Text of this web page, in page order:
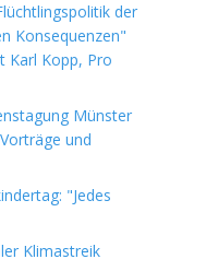
der
Konsequenzen"
Karl Kopp, Pro
Münster
und
"Jedes
Klimastreik